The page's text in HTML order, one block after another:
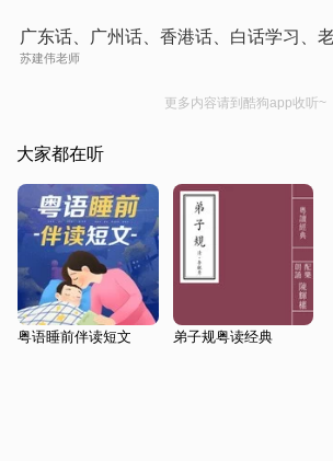
苏建伟老师
更多内容请到酷狗app收听~
大家都在听
粤语睡前伴读短文 弟子规粤读经典